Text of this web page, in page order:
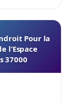
Pour la
l’Espace
37000